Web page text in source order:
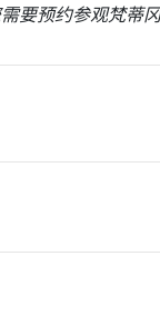
要预约参观梵蒂